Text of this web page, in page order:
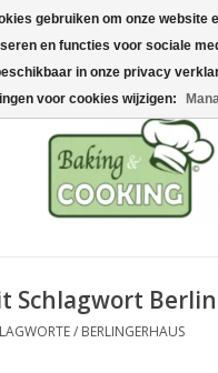
Schlagwort
/ BERLINGERHAUS
gebruiken om onze website
en functies voor sociale
in onze privacy
voor cookies wijzigen: